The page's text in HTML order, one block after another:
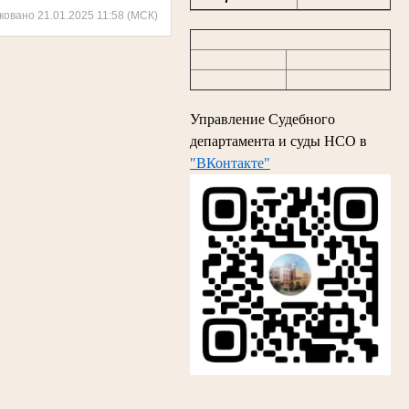
Управление Судебного
департамента и суды НСО в
"ВКонтакте"
21.01.2025 11:58 (МСК)